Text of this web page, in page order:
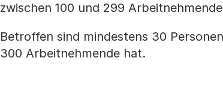
zwischen 100 und 299
Betroffen sind mindestens 30
300 Arbeitnehmende hat.